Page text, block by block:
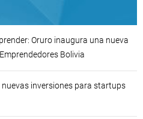
Oruro inaugura una nueva
Bolivia
inversiones para startups